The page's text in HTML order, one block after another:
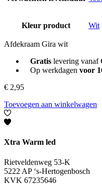
Kleur product Wit
Afdekraam Gira wit
Gratislevering vanaf
Op werkdagen voor
€ 2,95
Toevoegen aan winkelwagen
Xtra Warm led
Rietveldenweg 53-K
5222 AP ‘s-Hertogenbosch
KVK 67235646